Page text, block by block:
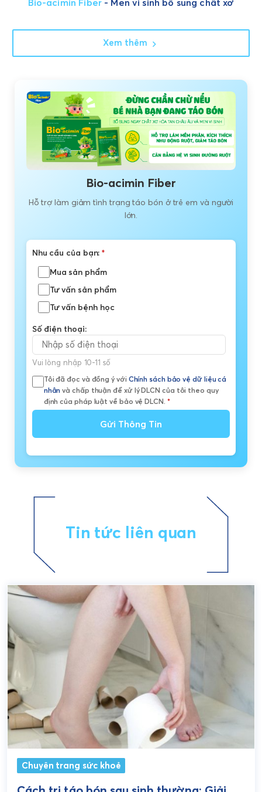
Bio-acimin Fiber- Men vi sinh bổ sung chất xơ
Xem thêm
Bio-acimin Fiber
Hỗ trợ làm giảm tình trạng táo bón ở trẻ em và người
lớn.
Nhu cầu của bạn:*
Mua sản phẩm
Tư vấn sản phẩm
Tư vấn bệnh học
Số điện thoại:
Vui lòng nhập 10-11 số
Tôi đã đọc và đồng ý với Chính sách bảo vệ dữ liệu cá
nhân và chấp thuận để xử lý DLCN của tôi theo quy
định của pháp luật về bảo vệ DLCN. *
Gửi Thông Tin
Tin tức liên quan
Chuyên trang sức khoẻ